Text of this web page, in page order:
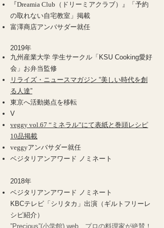
『Dreamia Club（ドリーミアクラブ）』「予約
の取れない自宅教室」掲載
富澤商店アンバサダー就任
2019年
九州産業大学 学生サークル「KSU Cooking愛好
会」お弁当監修
リライズ・ニュースマガジン “美しい時代を創
る人達”
東京へ活動拠点を移転
V
veggy vol.67 “ミネラル”にて表紙と巻頭レシピ
10品掲載
veggyアンバサダー就任
ベジタリアンアワード ノミネート
2018年
ベジタリアンアワード ノミネート
KBCテレビ「シリタカ」出演（ギルトフリーレ
シピ紹介）
”Precious”(小学館) web プロの料理家が絶賛！